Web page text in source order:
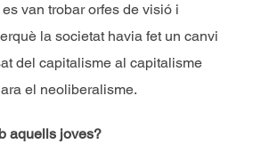
van trobar orfes de visió i
la societat havia fet un canvi
del capitalisme al capitalisme
el neoliberalisme.
aquells joves?